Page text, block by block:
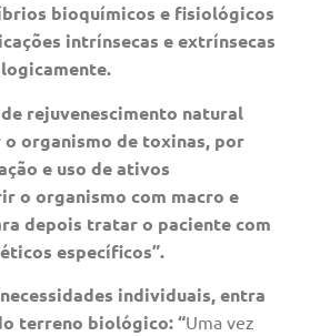
bioquímicos e fisiológicos
intrínsecas e extrínsecas
rejuvenescimento natural
organismo de toxinas, por
e uso de ativos
o organismo com macro e
depois tratar o paciente com
específicos”.
individuais, entra
terreno biológico: “Uma vez